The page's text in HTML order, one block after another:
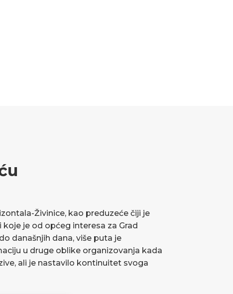
Živinice, kao preduzeće čiji je
koje je od općeg interesa za Grad
današnjih dana, više puta je
u druge oblike organizovanja kada
ali je nastavilo kontinuitet svoga